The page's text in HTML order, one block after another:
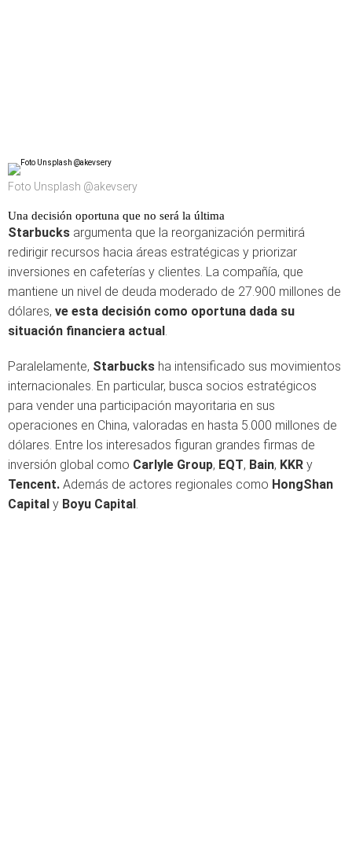
Foto Unsplash @akevsery
Una decisión oportuna que no será la última
Starbucks argumenta que la reorganización permitirá
redirigir recursos hacia áreas estratégicas y priorizar
inversiones en cafeterías y clientes. La compañía, que
mantiene un nivel de deuda moderado de 27.900 millones de
dólares, ve esta decisión como oportuna dada su
situación financiera actual.
Paralelamente, Starbucks ha intensificado sus movimientos
internacionales. En particular, busca socios estratégicos
para vender una participación mayoritaria en sus
operaciones en China, valoradas en hasta 5.000 millones de
dólares. Entre los interesados figuran grandes firmas de
inversión global como Carlyle Group, EQT, Bain, KKR y
Tencent. Además de actores regionales como HongShan
Capital y Boyu Capital.